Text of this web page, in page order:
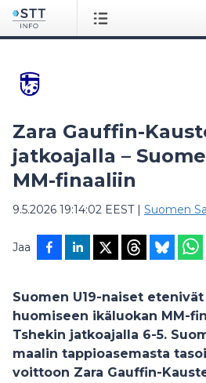
Zara Gauffin-
jatkoajalla –
MM-finaaliin
9.5.2026 19:14:02 EEST| Suomen
Jaa
Suomen U19-naiset
huomiseen ikäluokan MM-
Tshekin jatkoajalla 6-5.
maalin tappioasemasta
voittoon Zara Gauffin-